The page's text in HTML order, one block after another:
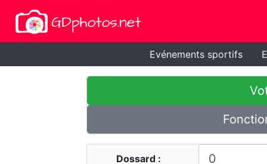
Evénements sportifs
Dossard :